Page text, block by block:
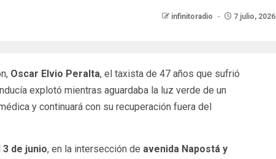
infinitoradio 7 julio, 2026
Oscar Elvio Peralta, el taxista de 47 años que sufrió
explotó mientras aguardaba la luz verde de un
y continuará con su recuperación fuera del
3 de junio, en la intersección de avenida Napostá y